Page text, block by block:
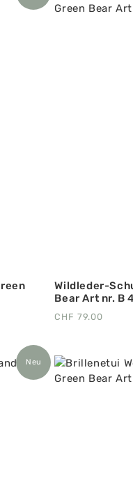
Wildleder-
Bear Art nr. B
CHF 79.00
Neu